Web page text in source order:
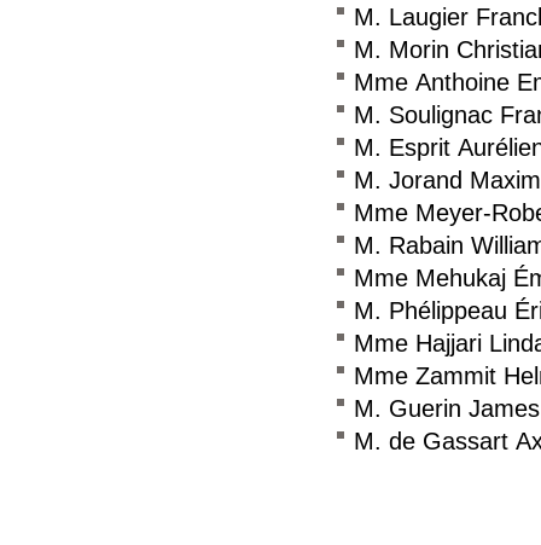
M. Laugier
M. Morin
Mme Anthoine
M. Soulignac
M. Esprit
M. Jorand
Mme Meyer-
M. Rabain
Mme Mehukaj
M. Phélippeau
Mme Hajjari
Mme Zammit
M. Guerin James
M. de Gassart